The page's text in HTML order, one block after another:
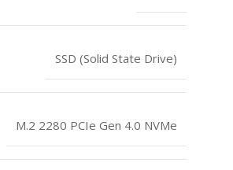
SSD (Solid State Drive)
M.2 2280 PCIe Gen 4.0 NVMe